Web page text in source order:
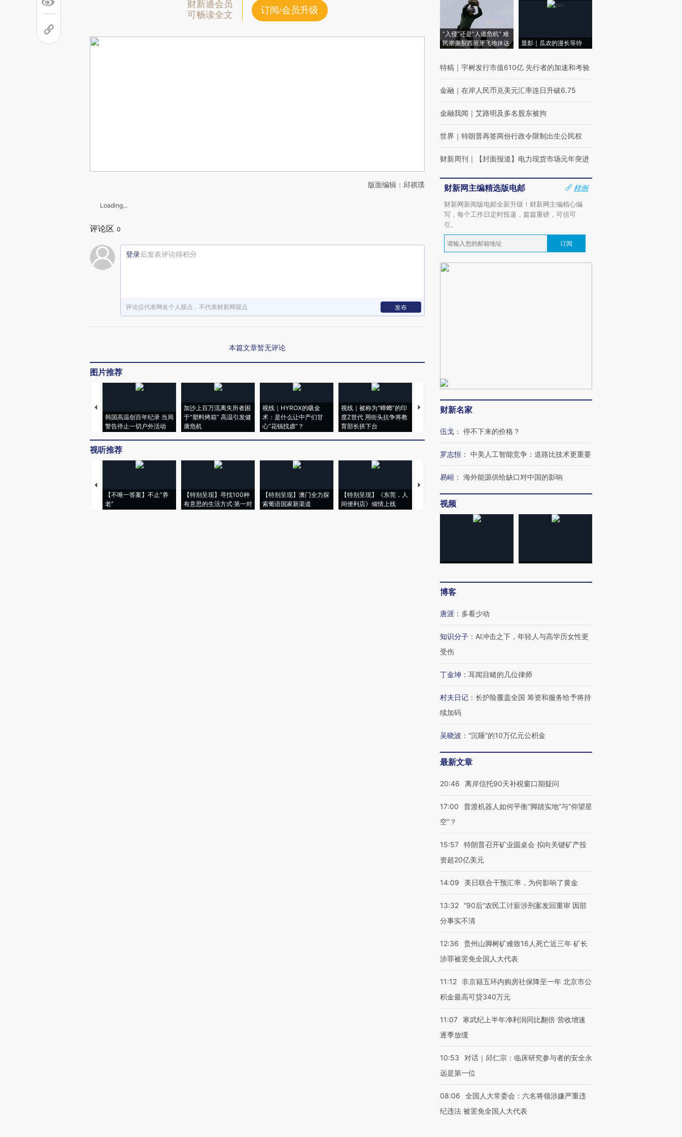
财新通会员
可畅读全文
订阅/会员升级
版面编辑：邱祺璞
Loading...
评论区 0
登录后发表评论得积分
评论仅代表网友个人观点，不代表财新网观点 发布
本篇文章暂无评论
图片推荐
韩国高温创百年纪录 当局
警告停止一切户外活动
加沙上百万流离失所者困
于“塑料烤箱” 高温引发健
康危机
视线｜HYROX的吸金
术：是什么让中产们甘
心“花钱找虐”？
视线｜被称为“蟑螂”的印
度Z世代 用街头抗争将教
育部长拱下台
视线｜“入侵”还是“人道危
4000人
视听推荐
【不唯一答案】不止“养
老”
【特别呈现】寻找100种
有意思的生活方式·第一对
【特别呈现】澳门全力探
索葡语国家新渠道
【特别呈现】《东莞，人
间便利店》倾情上线
【推广】走进第四届链博
会，让数智科技“链”接产
【特别呈现】寻找100种
CFO：不靠规模取胜，华
“入侵”还是“人道危机” 难
民潮撕裂西班牙飞地休达
显影｜瓜农的漫长等待
特稿 ｜ 宇树发行市值610亿 先行者的加速和考验
金融 ｜ 在岸人民币兑美元汇率连日升破6.75
金融我闻 ｜ 艾路明及多名股东被拘
世界 ｜ 特朗普再签两份行政令限制出生公民权
财新周刊 ｜ 【封面报道】电力现货市场元年突进
财新网主编精选版电邮
样例
财新网新闻版电邮全新升级！财新网主编精心编
写，每个工作日定时投递，篇篇重磅，可信可
引。
订阅
财新名家
伍戈 ： 停不下来的价格？
罗志恒 ： 中美人工智能竞争：道路比技术更重要
易峘 ： 海外能源供给缺口对中国的影响
视频
博客
唐涯 ： 多看少动
知识分子 ： AI冲击之下，年轻人与高学历女性更
受伤
丁金坤 ： 耳闻目睹的几位律师
村夫日记 ： 长护险覆盖全国 筹资和服务给予将持
续加码
吴晓波 ： “沉睡”的10万亿元公积金
最新文章
20:46 离岸信托90天补税窗口期疑问
17:00
普渡机器人如何平衡“脚踏实地”与“仰望星
空”？
15:57 特朗普召开矿业圆桌会 拟向关键矿产投
资超20亿美元
14:09 美日联合干预汇率，为何影响了黄金
13:32 “90后”农民工讨薪涉刑案发回重审 因部
分事实不清
12:36
贵州山脚树矿难致16人死亡近三年 矿长
涉罪被罢免全国人大代表
11:12 非京籍五环内购房社保降至一年 北京市公
积金最高可贷340万元
11:07
寒武纪上半年净利润同比翻倍 营收增速
逐季放缓
10:53
对话｜邱仁宗：临床研究参与者的安全永
远是第一位
08:06
全国人大常委会：六名将领涉嫌严重违
纪违法 被罢免全国人大代表